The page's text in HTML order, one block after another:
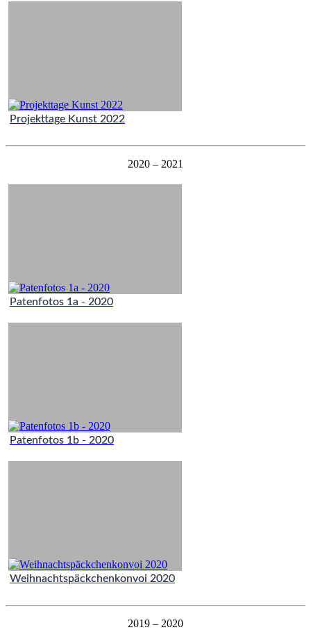
Projekttage Kunst 2022
2020 – 2021
Patenfotos 1a - 2020
Patenfotos 1b - 2020
Weihnachtspäckchenkonvoi 2020
2019 – 2020